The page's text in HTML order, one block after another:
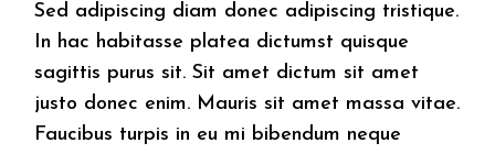
Sed adipiscing diam donec adipiscing tristique.
In hac habitasse platea dictumst quisque
sagittis purus sit. Sit amet dictum sit amet
justo donec enim. Mauris sit amet massa vitae.
Faucibus turpis in eu mi bibendum neque